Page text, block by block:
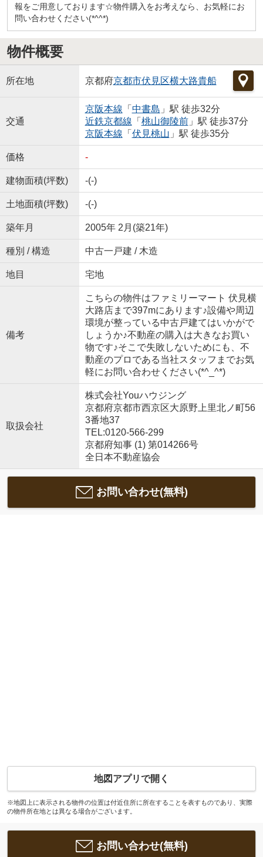
報をご用意しております☆物件購入をお考えなら、お気軽にお
問い合わせください(*^^*)
物件概要
所在地 京都府京都市伏見区横大路貴船
交通
京阪本線 「 中書島 」駅 徒歩32分
近鉄京都線 「 桃山御陵前」駅 徒歩37分
京阪本線 「 伏見桃山 」駅 徒歩35分
価格 -
建物面積(坪数) -(-)
土地面積(坪数) -(-)
築年月 2005年 2月(築21年)
種別 / 構造 中古一戸建 / 木造
地目 宅地
備考
こちらの物件はファミリーマート 伏見横
大路店まで397mにあります♪設備や周辺
環境が整っている中古戸建てはいかがで
しょうか♪不動産の購入は大きなお買い
物です♪そこで失敗しないためにも、不
動産のプロである当社スタッフまでお気
軽にお問い合わせください(*^_^*)
取扱会社
株式会社Youハウジング
京都府京都市西京区大原野上里北ノ町56
3番地37
TEL:0120-566-299
京都府知事 (1) 第014266号
全日本不動産協会
お問い合わせ(無料)
地図アプリで開く
※地図上に表示される物件の位置は付近住所に所在することを表すものであり、実際
の物件所在地とは異なる場合がございます。
お問い合わせ(無料)